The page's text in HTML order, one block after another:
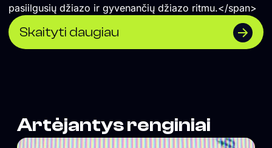
pasiilgusių džiazo ir gyvenančių džiazo ritmu.</span>
Skaityti daugiau
Artėjantys renginiai